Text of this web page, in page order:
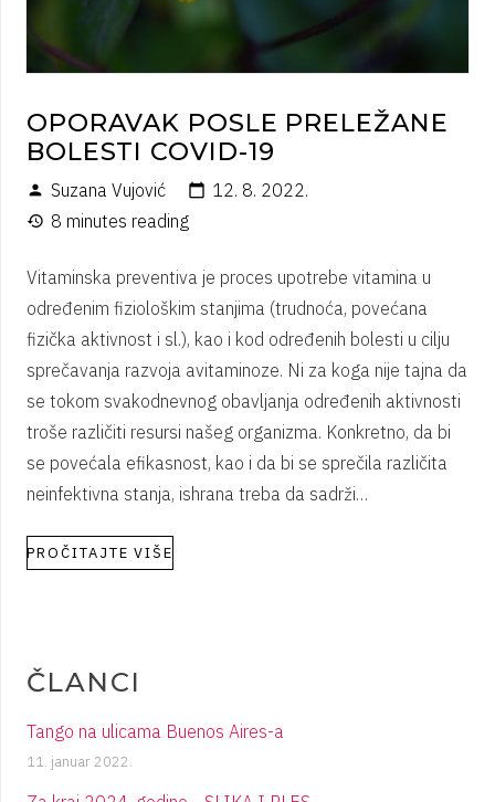
OPORAVAK POSLE PRELEŽANE
BOLESTI COVID-19
person Suzana Vujović calendar_today 12. 8. 2022.
history 8 minutes reading
Vitaminska preventiva je proces upotrebe vitamina u
određenim fiziološkim stanjima (trudnoća, povećana
fizička aktivnost i sl.), kao i kod određenih bolesti u cilju
sprečavanja razvoja avitaminoze. Ni za koga nije tajna da
se tokom svakodnevnog obavljanja određenih aktivnosti
troše različiti resursi našeg organizma. Konkretno, da bi
se povećala efikasnost, kao i da bi se sprečila različita
neinfektivna stanja, ishrana treba da sadrži…
PROČITAJTE VIŠE
ČLANCI
Tango na ulicama Buenos Aires-a
11. januar 2022.